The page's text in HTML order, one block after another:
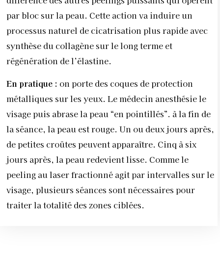
par bloc sur la peau. Cette action va induire un
processus naturel de cicatrisation plus rapide avec
synthèse du collagène sur le long terme et
régénération de l’élastine.
En pratique : on porte des coques de protection
métalliques sur les yeux. Le médecin anesthésie le
visage puis abrase la peau “en pointillés”. à la fin de
la séance, la peau est rouge. Un ou deux jours après,
de petites croûtes peuvent apparaître. Cinq à six
jours après, la peau redevient lisse. Comme le
peeling au laser fractionné agit par intervalles sur le
visage, plusieurs séances sont nécessaires pour
traiter la totalité des zones ciblées.